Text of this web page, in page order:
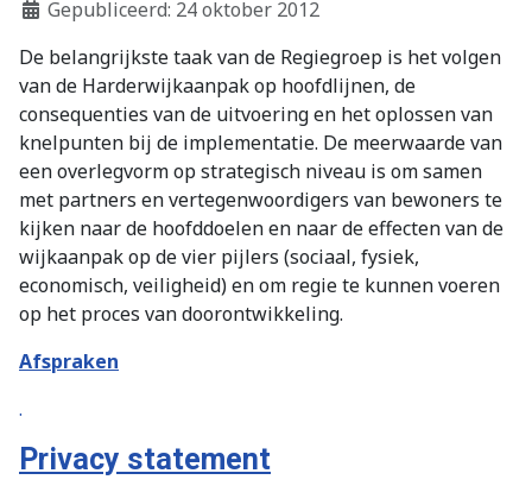
Gepubliceerd: 24 oktober 2012
De belangrijkste taak van de Regiegroep is het volgen
van de Harderwijkaanpak op hoofdlijnen, de
consequenties van de uitvoering en het oplossen van
knelpunten bij de implementatie. De meerwaarde van
een overlegvorm op strategisch niveau is om samen
met partners en vertegenwoordigers van bewoners te
kijken naar de hoofddoelen en naar de effecten van de
wijkaanpak op de vier pijlers (sociaal, fysiek,
economisch, veiligheid) en om regie te kunnen voeren
op het proces van doorontwikkeling.
Afspraken
.
Privacy statement